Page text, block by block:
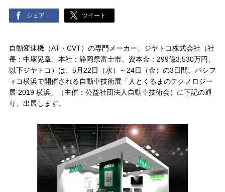
シェア ツイート
自動変速機（AT・CVT）の専門メーカー、ジヤトコ株式会社（社
長：中塚晃章、本社：静岡県富士市、資本金：299億3,530万円、
以下ジヤトコ）は、5月22日（水）～24日（金）の3日間、パシフ
ィコ横浜で開催される自動車技術展「人とくるまのテクノロジー
展 2019 横浜」（主催：公益社団法人自動車技術会）に下記の通
り、出展します。